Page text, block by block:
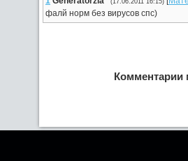
(17.06.2011 16:15)
фалй норм без вирусов спс)
Комментарии